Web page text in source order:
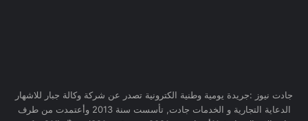
جادت نيوز :جريدة يومية وطنية الكترونية تصدر عن شركة وكالة جبار للاشهار
الدعاية التجارية و الخدمات جادت, تأسست سنة 2013 وأعتمدت من طرف